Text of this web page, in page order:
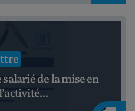
de la mise en